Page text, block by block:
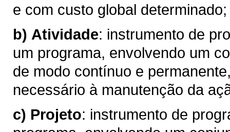
e com custo global determinado;
b) Atividade: instrumento de
um programa, envolvendo um
de modo contínuo e
necessário à manutenção da
c) Projeto: instrumento de